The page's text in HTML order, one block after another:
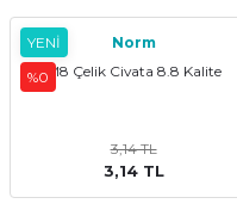
YENİ
%0
Norm
M8 Çelik Civata 8.8 Kalite
3,14 TL
3,14 TL